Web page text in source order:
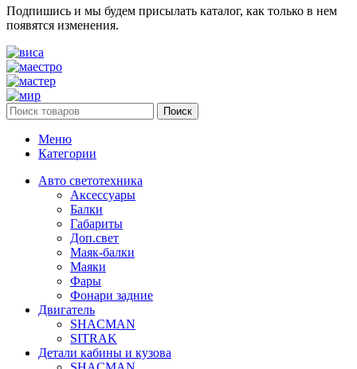
Подпишись и мы будем присылать каталог, как только в нем
появятся изменения.
Поиск
Меню
Категории
Авто светотехника
Аксессуары
Балки
Габариты
Доп.свет
Маяк-балки
Маяки
Фары
Фонари задние
Двигатель
SHACMAN
SITRAK
Детали кабины и кузова